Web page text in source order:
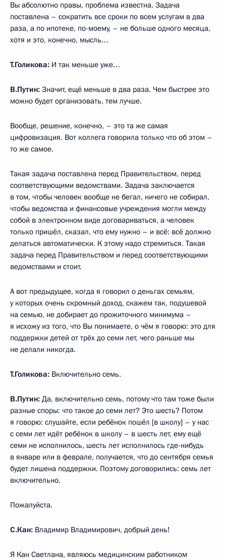
Вы абсолютно правы, проблема известна. Задача
поставлена – сократить все сроки по всем услугам в два
раза, а по ипотеке, по-моему, – не больше одного месяца,
хотя и это, конечно, мысль…
Т.Голикова: И так меньше уже…
В.Путин: Значит, ещё меньше в два раза. Чем быстрее это
можно будет организовать, тем лучше.
Вообще, решение, конечно, – это та же самая
цифровизация. Вот коллега говорила только что об этом –
то же самое.
Такая задача поставлена перед Правительством, перед
соответствующими ведомствами. Задача заключается
в том, чтобы человек вообще не бегал, ничего не собирал,
чтобы ведомства и финансовые учреждения могли между
собой в электронном виде договариваться, а человек
только пришёл, сказал, что ему нужно – и всё: всё должно
делаться автоматически. К этому надо стремиться. Такая
задача перед Правительством и перед соответствующими
ведомствами и стоит.
А вот предыдущее, когда я говорил о деньгах семьям,
у которых очень скромный доход, скажем так, подушевой
на семью, не добирает до прожиточного минимума –
я исхожу из того, что Вы понимаете, о чём я говорю: это для
поддержки детей от трёх до семи лет, чего раньше мы
не делали никогда.
Т.Голикова: Включительно семь.
В.Путин: Да, включительно семь, потому что там тоже были
разные споры: что такое до семи лет? Это шесть? Потом
я говорю: слушайте, если ребёнок пошёл [в школу] – у нас
с семи лет идёт ребёнок в школу – в шесть лет, ему ещё
семи не исполнилось, шесть лет исполнилось где-нибудь
в январе или в феврале, получается, что до сентября семья
будет лишена поддержки. Поэтому договорились: семь лет
включительно.
Пожалуйста.
С.Кан: Владимир Владимирович, добрый день!
Я Кан Светлана, являюсь медицинским работником